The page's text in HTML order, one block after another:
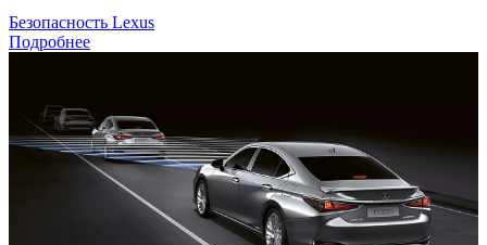
Безопасность Lexus
Подробнее